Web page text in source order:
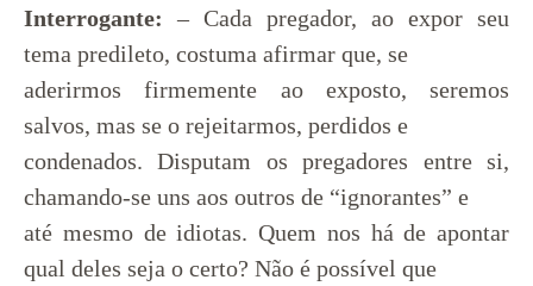
Interrogante: – Cada pregador, ao expor seu
tema predileto, costuma afirmar que, se
aderirmos firmemente ao exposto, seremos
salvos, mas se o rejeitarmos, perdidos e
condenados. Disputam os pregadores entre si,
chamando-se uns aos outros de “ignorantes” e
até mesmo de idiotas. Quem nos há de apontar
qual deles seja o certo? Não é possível que